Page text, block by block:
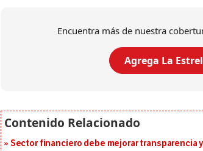
Encuentra más de nuestra
Agrega La
Sector financiero debe mejorar transparencia